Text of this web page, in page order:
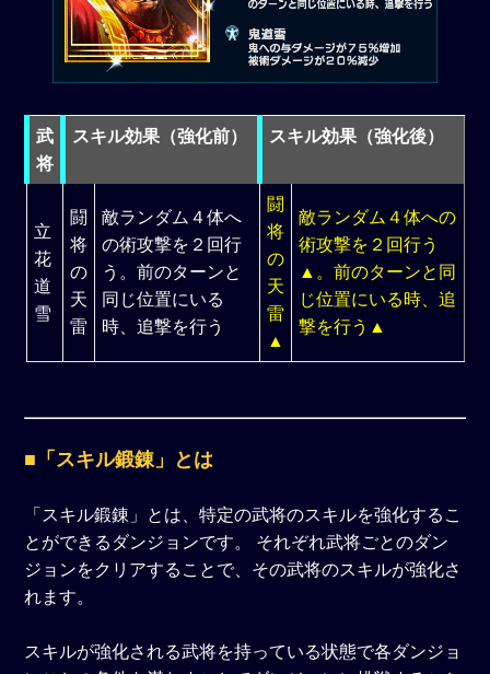
武
将
スキル効果（強化前） スキル効果（強化後）
立
花
道
雪
闘
将
の
天
雷
敵ランダム４体へ
の術攻撃を２回行
う。前のターンと
同じ位置にいる
時、追撃を行う
闘
将
の
天
雷
▲
敵ランダム４体への
術攻撃を２回行う
▲。前のターンと同
じ位置にいる時、追
撃を行う▲
■「スキル鍛錬」とは
「スキル鍛錬」とは、特定の武将のスキルを強化するこ
とができるダンジョンです。 それぞれ武将ごとのダン
ジョンをクリアすることで、その武将のスキルが強化さ
れます。
スキルが強化される武将を持っている状態で各ダンジョ